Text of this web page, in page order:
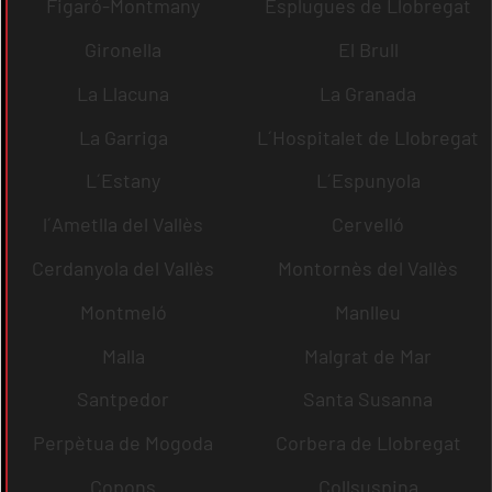
Figaró-Montmany
Esplugues de Llobregat
Gironella
El Brull
La Llacuna
La Granada
La Garriga
L´Hospitalet de Llobregat
L´Estany
L´Espunyola
l´Ametlla del Vallès
Cervelló
Cerdanyola del Vallès
Montornès del Vallès
Montmeló
Manlleu
Malla
Malgrat de Mar
Santpedor
Santa Susanna
Perpètua de Mogoda
Corbera de Llobregat
Copons
Collsuspina